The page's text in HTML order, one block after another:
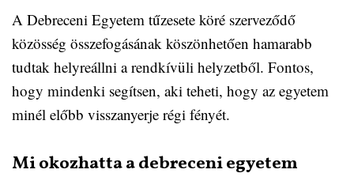
A Debreceni Egyetem tűzesete köré szerveződő
közösség összefogásának köszönhetően hamarabb
tudtak helyreállni a rendkívüli helyzetből. Fontos,
hogy mindenki segítsen, aki teheti, hogy az egyetem
minél előbb visszanyerje régi fényét.
Mi okozhatta a debreceni egyetem